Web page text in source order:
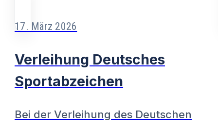
17. März 2026
Verleihung Deutsches
Sportabzeichen
Bei der Verleihung des Deutschen